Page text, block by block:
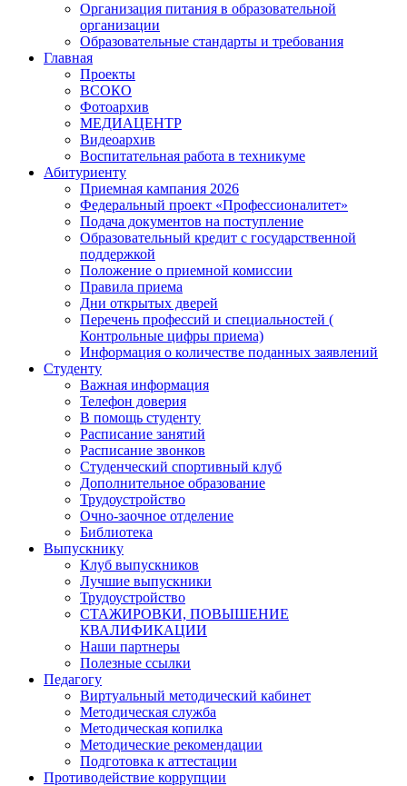
Организация питания в образовательной
организации
Образовательные стандарты и требования
Главная
Проекты
ВСОКО
Фотоархив
МЕДИАЦЕНТР
Видеоархив
Воспитательная работа в техникуме
Абитуриенту
Приемная кампания 2026
Федеральный проект «Профессионалитет»
Подача документов на поступление
Образовательный кредит с государственной
поддержкой
Положение о приемной комиссии
Правила приема
Дни открытых дверей
Перечень профессий и специальностей (
Контрольные цифры приема)
Информация о количестве поданных заявлений
Студенту
Важная информация
Телефон доверия
В помощь студенту
Расписание занятий
Расписание звонков
Студенческий спортивный клуб
Дополнительное образование
Трудоустройство
Очно-заочное отделение
Библиотека
Выпускнику
Клуб выпускников
Лучшие выпускники
Трудоустройство
СТАЖИРОВКИ, ПОВЫШЕНИЕ
КВАЛИФИКАЦИИ
Наши партнеры
Полезные ссылки
Педагогу
Виртуальный методический кабинет
Методическая служба
Методическая копилка
Методические рекомендации
Подготовка к аттестации
Противодействие коррупции